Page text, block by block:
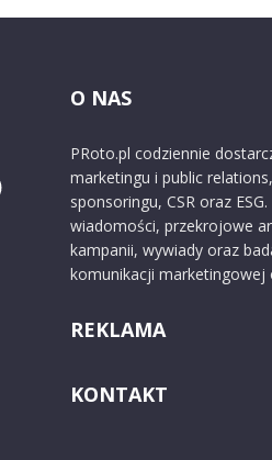
O NAS
PRoto.pl codziennie
marketingu i public
sponsoringu, CSR oraz
wiadomości, przekrojowe
kampanii, wywiady oraz
komunikacji marketingowej
REKLAMA
KONTAKT